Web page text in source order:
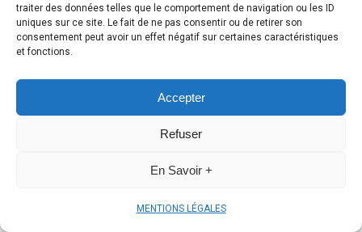
traiter des données telles que le comportement de navigation ou les ID
uniques sur ce site. Le fait de ne pas consentir ou de retirer son
consentement peut avoir un effet négatif sur certaines caractéristiques
et fonctions.
Accepter
Refuser
En Savoir +
MENTIONS LÉGALES